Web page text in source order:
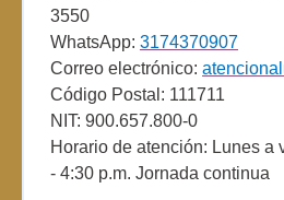
3550
WhatsApp: 3174370907
Correo electrónico:
Código Postal: 111711
NIT: 900.657.800-0
Horario de atención: Lunes a
- 4:30 p.m. Jornada continua